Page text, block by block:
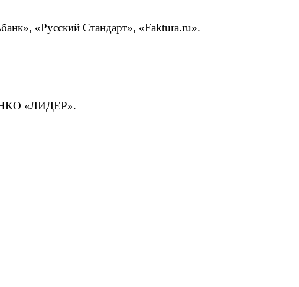
«Русский Стандарт», «Faktura.ru».
НКО «ЛИДЕР».